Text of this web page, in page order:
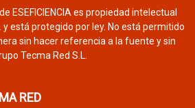
ESEFICIENCIA es propiedad intelectual
y está protegido por ley. No está permitido
sin hacer referencia a la fuente y sin
Tecma Red S.L.
RED